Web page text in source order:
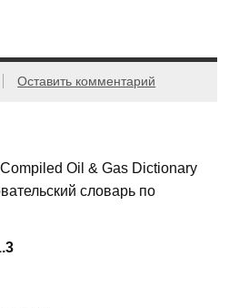
Оставить комментарий
Oil & Gas Dictionary
словарь по